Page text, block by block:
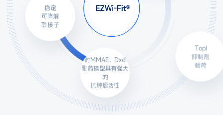
TopI
抑制剂
对MMAE、Dxd
耐药模型具有强大
抗肿瘤活性
可降解
联接子